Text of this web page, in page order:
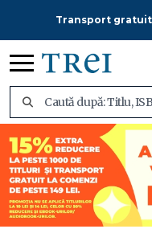
Transport gratuit